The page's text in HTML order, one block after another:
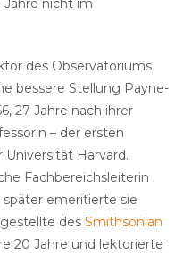
nicht im
des Observatoriums
bessere Stellung Payne-
27 Jahre nach ihrer
– der ersten
Harvard.
Fachbereichsleiterin
emeritierte sie
des Smithsonian
20 Jahre und lektorierte